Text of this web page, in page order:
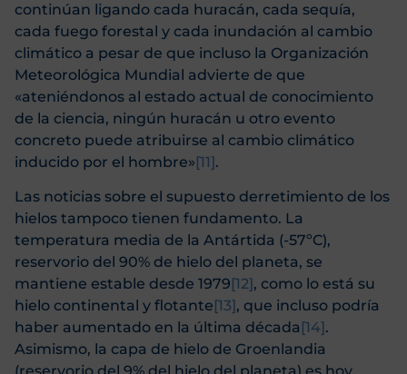
continúan ligando cada huracán, cada sequía,
cada fuego forestal y cada inundación al cambio
climático a pesar de que incluso la Organización
Meteorológica Mundial advierte de que
«ateniéndonos al estado actual de conocimiento
de la ciencia, ningún huracán u otro evento
concreto puede atribuirse al cambio climático
inducido por el hombre»[11].
Las noticias sobre el supuesto derretimiento de los
hielos tampoco tienen fundamento. La
temperatura media de la Antártida (-57ºC),
reservorio del 90% de hielo del planeta, se
mantiene estable desde 1979 [12] , como lo está su
hielo continental y flotante [13] , que incluso podría
haber aumentado en la última década [14] .
Asimismo, la capa de hielo de Groenlandia